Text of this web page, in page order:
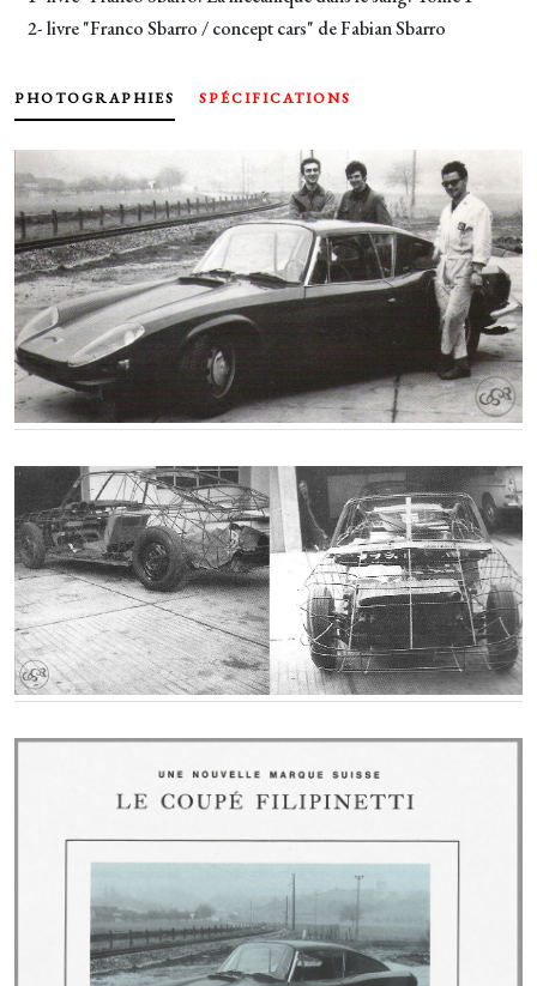
2- livre "Franco Sbarro / concept cars" de Fabian Sbarro
PHOTOGRAPHIES SPÉCIFICATIONS